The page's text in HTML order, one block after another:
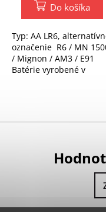
Do košíka
Typ: AA LR6,
označenie R6 / MN
/ Mignon / AM3 / E91
Batérie vyrobené v